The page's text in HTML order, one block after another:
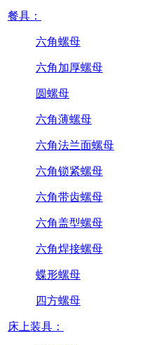
餐具：
六角螺母
六角加厚螺母
圆螺母
六角薄螺母
六角法兰面螺母
六角锁紧螺母
六角带齿螺母
六角盖型螺母
六角焊接螺母
蝶形螺母
四方螺母
床上装具：